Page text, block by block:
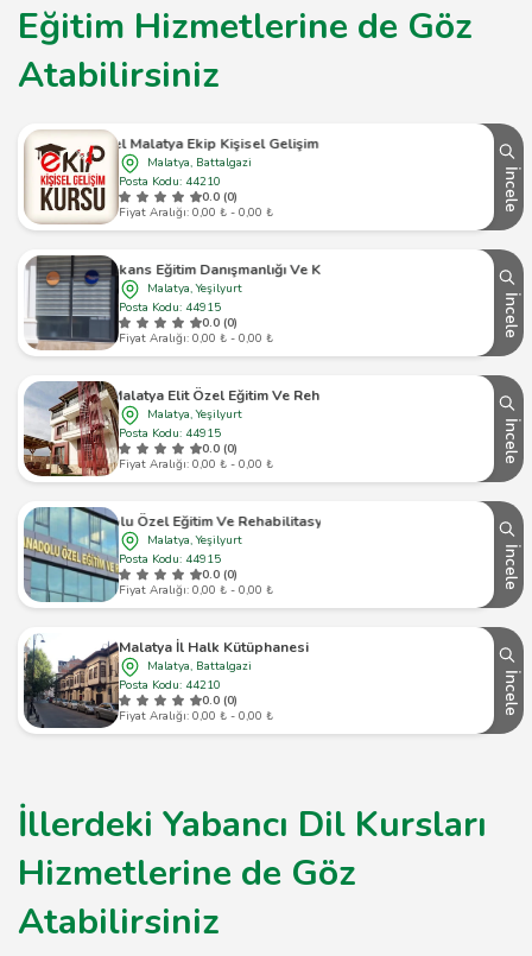
Eğitim Hizmetlerine de Göz
Atabilirsiniz
Özel Malatya Ekip Kişisel Gelişim Kursu
Malatya, Battalgazi
Posta Kodu: 44210
0.0 (0)
Fiyat Aralığı: 0,00 ₺ - 0,00 ₺
İncele
Frekans Eğitim Danışmanlığı Ve Koçluk
Malatya, Yeşilyurt
Posta Kodu: 44915
0.0 (0)
Fiyat Aralığı: 0,00 ₺ - 0,00 ₺
İncele
Özel Malatya Elit Özel Eğitim Ve Rehabilitasyon
Malatya, Yeşilyurt
Posta Kodu: 44915
0.0 (0)
Fiyat Aralığı: 0,00 ₺ - 0,00 ₺
İncele
Anadolu Özel Eğitim Ve Rehabilitasyon Merkezi
Malatya, Yeşilyurt
Posta Kodu: 44915
0.0 (0)
Fiyat Aralığı: 0,00 ₺ - 0,00 ₺
İncele
Malatya İl Halk Kütüphanesi
Malatya, Battalgazi
Posta Kodu: 44210
0.0 (0)
Fiyat Aralığı: 0,00 ₺ - 0,00 ₺
İncele
İllerdeki Yabancı Dil Kursları
Hizmetlerine de Göz
Atabilirsiniz